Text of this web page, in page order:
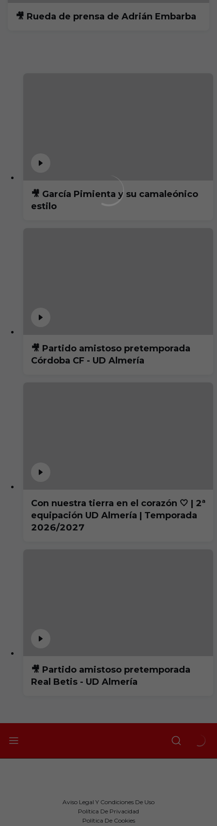
🎥 Rueda de prensa de Adrián Embarba
🎥 García Pimienta y su camaleónico
estilo
🎥 Partido amistoso pretemporada
Córdoba CF - UD Almería
Con nuestra tierra en el corazón 🤍 | 2ª
equipación UD Almería | Temporada
2026/2027
🎥 Partido amistoso pretemporada
Real Betis - UD Almería
Aviso Legal Y Condiciones De Uso
Política De Privacidad
Política De Cookies